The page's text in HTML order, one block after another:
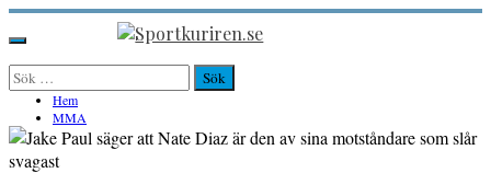
Hoppa
till
innehåll
Sportkuriren.se
Primär
meny
Sök
efter: Hem
MMA